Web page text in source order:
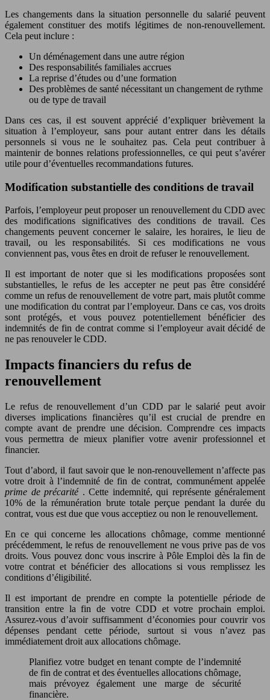
Les changements dans la situation personnelle du salarié peuvent
également constituer des motifs légitimes de non-renouvellement.
Cela peut inclure :
Un déménagement dans une autre région
Des responsabilités familiales accrues
La reprise d’études ou d’une formation
Des problèmes de santé nécessitant un changement de rythme
ou de type de travail
Dans ces cas, il est souvent apprécié d’expliquer brièvement la
situation à l’employeur, sans pour autant entrer dans les détails
personnels si vous ne le souhaitez pas. Cela peut contribuer à
maintenir de bonnes relations professionnelles, ce qui peut s’avérer
utile pour d’éventuelles recommandations futures.
Modification substantielle des conditions de travail
Parfois, l’employeur peut proposer un renouvellement du CDD avec
des modifications significatives des conditions de travail. Ces
changements peuvent concerner le salaire, les horaires, le lieu de
travail, ou les responsabilités. Si ces modifications ne vous
conviennent pas, vous êtes en droit de refuser le renouvellement.
Il est important de noter que si les modifications proposées sont
substantielles, le refus de les accepter ne peut pas être considéré
comme un refus de renouvellement de votre part, mais plutôt comme
une modification du contrat par l’employeur. Dans ce cas, vos droits
sont protégés, et vous pouvez potentiellement bénéficier des
indemnités de fin de contrat comme si l’employeur avait décidé de
ne pas renouveler le CDD.
Impacts financiers du refus de
renouvellement
Le refus de renouvellement d’un CDD par le salarié peut avoir
diverses implications financières qu’il est crucial de prendre en
compte avant de prendre une décision. Comprendre ces impacts
vous permettra de mieux planifier votre avenir professionnel et
financier.
Tout d’abord, il faut savoir que le non-renouvellement n’affecte pas
votre droit à l’indemnité de fin de contrat, communément appelée
prime de précarité . Cette indemnité, qui représente généralement
10% de la rémunération brute totale perçue pendant la durée du
contrat, vous est due que vous acceptiez ou non le renouvellement.
En ce qui concerne les allocations chômage, comme mentionné
précédemment, le refus de renouvellement ne vous prive pas de vos
droits. Vous pouvez donc vous inscrire à Pôle Emploi dès la fin de
votre contrat et bénéficier des allocations si vous remplissez les
conditions d’éligibilité.
Il est important de prendre en compte la potentielle période de
transition entre la fin de votre CDD et votre prochain emploi.
Assurez-vous d’avoir suffisamment d’économies pour couvrir vos
dépenses pendant cette période, surtout si vous n’avez pas
immédiatement droit aux allocations chômage.
Planifiez votre budget en tenant compte de l’indemnité
de fin de contrat et des éventuelles allocations chômage,
mais prévoyez également une marge de sécurité
financière.